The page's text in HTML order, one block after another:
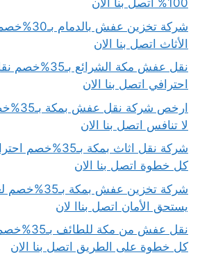
100% اتصل بنا الان
شركة تخزين
الأثاث اتصل بنا الان
نقل عفش مكة الشرائع
احترافي اتصل بنا الان
ارخص
لا تنافس اتصل بنا الان
شركة نقل اثاث بمكة
كل خطوة اتصل بنا الان
شركة تخزين عفش
يستحق الأمان اتصل بناا لان
نقل عفش من
كل خطوة على الطريق اتصل بنا الان